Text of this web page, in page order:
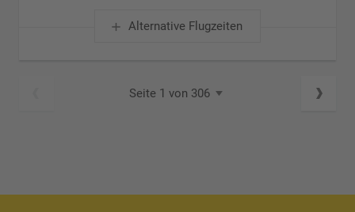
Alternative Flugzeiten
Seite 1 von 306